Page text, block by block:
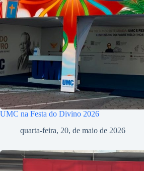
UMC na Festa do Divino 2026
quarta-feira, 20, de maio de 2026